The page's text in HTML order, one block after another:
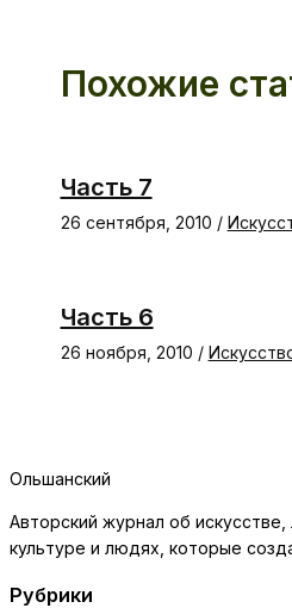
Похожие
Часть 7
26 сентября, 2010 /
Часть 6
26 ноября, 2010 /
Ольшанский
Авторский журнал об искусстве,
культуре и людях, которые
Рубрики